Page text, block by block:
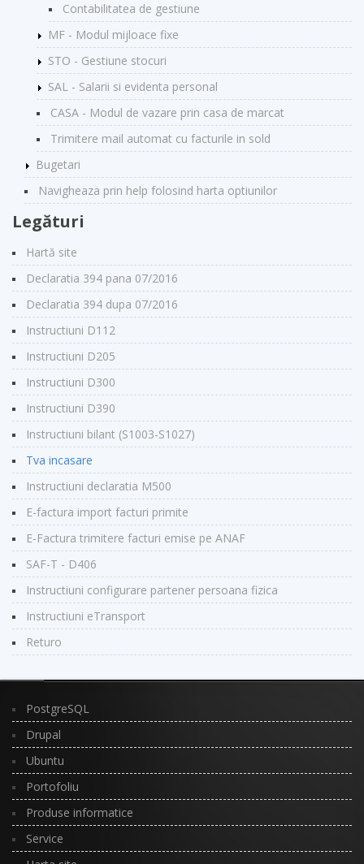
Contabilitatea de gestiune
MF - Modul mijloace fixe
STO - Gestiune stocuri
SAL - Salarii si evidenta personal
CASA - Modul de vazare prin casa de marcat
Trimitere mail automat cu facturile in sold
Bugetari
Navigheaza prin help folosind harta optiunilor
Legături
Hartă site
Declaratia 394 pana 07/2016
Declaratia 394 dupa 07/2016
Instructiuni D112
Instructiuni D205
Instructiuni D300
Instructiuni D390
Instructiuni bilant (S1003-S1027)
Tva incasare
Instructiuni declaratia M500
E-factura import facturi primite
E-Factura trimitere facturi emise pe ANAF
SAF-T - D406
Instructiuni configurare partener persoana fizica
Instructiuni eTransport
Returo
PostgreSQL
Drupal
Ubuntu
Portofoliu
Produse informatice
Service